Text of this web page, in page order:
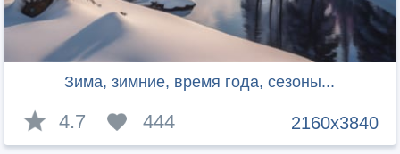
Зима, зимние, время года, сезоны...
2160x3840
4.7 444